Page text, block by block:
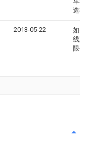
造有
2013-05-22
如皋
线路
限公